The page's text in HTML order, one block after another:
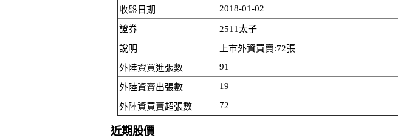
收盤日期
2018-01-02
證券
2511太子
說明
上市外資買賣:72張
外陸資買進張數
91
外陸資賣出張數 19
外陸資買賣超張數 72
近期股價